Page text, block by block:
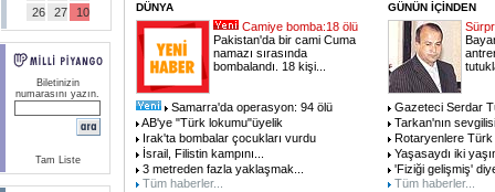
26
27 10
Biletinizin
numarasını yazın.
Tam Liste
DÜNYA
Camiye bomba:18 ölü
Pakistan'da bir cami Cuma
namazı sırasında
bombalandı. 18 kişi
Samarra'da operasyon: 94 ölü
AB'ye "Türk lokumu"üyelik
Irak'ta bombalar çocukları vurdu
İsrail, Filistin kampını
3 metreden fazla yaklaşmak
Tüm haberler...
GÜNÜN İÇİNDEN
Gazeteci Serdar
Tarkan'nın
Rotaryenlere Türk
Yaşasaydı iki
'Fiziği gelişmiş'
Tüm haberler...